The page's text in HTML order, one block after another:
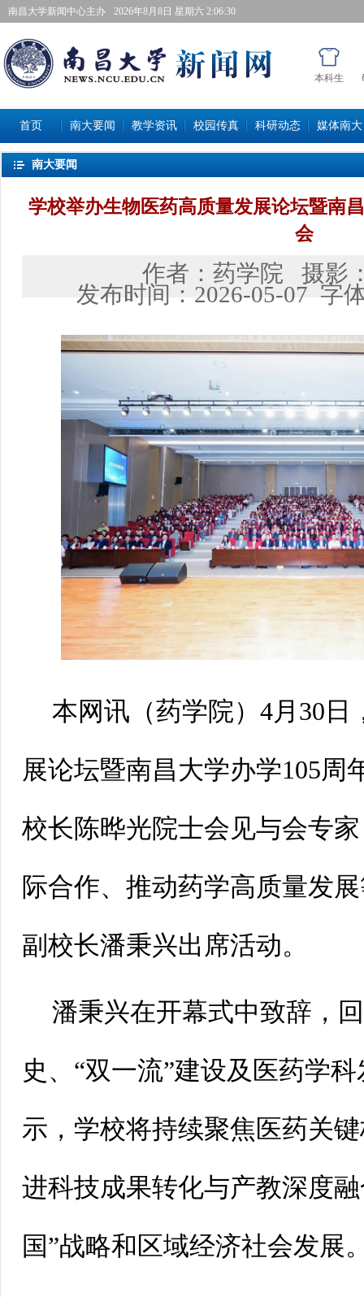
南昌大学新闻中心主办 2026年8月8日星期六 2:06:31
本科生
首页 南大要闻 教学资讯 校园传真 科研动态 媒体南大
南大要闻
学校举办生物医药高质量发展论坛暨南
会
作者： 药学院
摄影
发布时间： 2026-05-07 字
本网讯（药学院）4月30
展论坛暨南昌大学办学105周
校长陈晔光院士会见与会专
际合作、推动药学高质量发
副校长潘秉兴出席活动。
潘秉兴在开幕式中致辞，
史、“双一流”建设及医药学
示，学校将持续聚焦医药关
进科技成果转化与产教深度
国”战略和区域经济社会发展